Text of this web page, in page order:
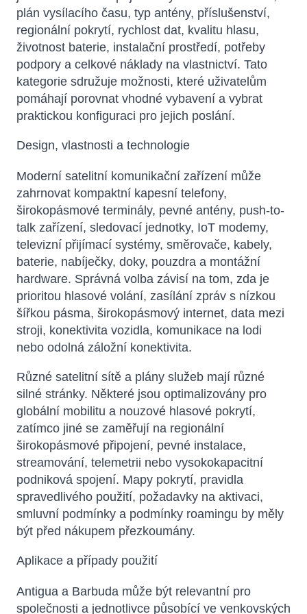
plán vysílacího času, typ antény, příslušenství,
regionální pokrytí, rychlost dat, kvalitu hlasu,
životnost baterie, instalační prostředí, potřeby
podpory a celkové náklady na vlastnictví. Tato
kategorie sdružuje možnosti, které uživatelům
pomáhají porovnat vhodné vybavení a vybrat
praktickou konfiguraci pro jejich poslání.
Design, vlastnosti a technologie
Moderní satelitní komunikační zařízení může
zahrnovat kompaktní kapesní telefony,
širokopásmové terminály, pevné antény, push-to-
talk zařízení, sledovací jednotky, IoT modemy,
televizní přijímací systémy, směrovače, kabely,
baterie, nabíječky, doky, pouzdra a montážní
hardware. Správná volba závisí na tom, zda je
prioritou hlasové volání, zasílání zpráv s nízkou
šířkou pásma, širokopásmový internet, data mezi
stroji, konektivita vozidla, komunikace na lodi
nebo odolná záložní konektivita.
Různé satelitní sítě a plány služeb mají různé
silné stránky. Některé jsou optimalizovány pro
globální mobilitu a nouzové hlasové pokrytí,
zatímco jiné se zaměřují na regionální
širokopásmové připojení, pevné instalace,
streamování, telemetrii nebo vysokokapacitní
podniková spojení. Mapy pokrytí, pravidla
spravedlivého použití, požadavky na aktivaci,
smluvní podmínky a podmínky roamingu by měly
být před nákupem přezkoumány.
Aplikace a případy použití
Antigua a Barbuda může být relevantní pro
společnosti a jednotlivce působící ve venkovských